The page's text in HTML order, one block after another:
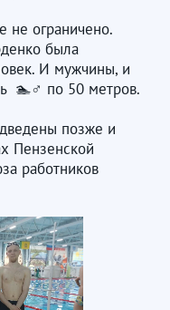
не ограничено.
была
И мужчины, и
🏊♂ по 50 метров.
позже и
Пензенской
работников